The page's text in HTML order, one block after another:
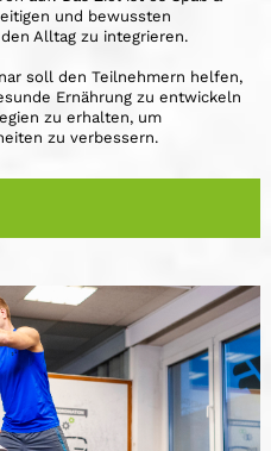
und bewussten
Alltag zu integrieren.
soll den Teilnehmern helfen,
Ernährung zu entwickeln
zu erhalten, um
zu verbessern.